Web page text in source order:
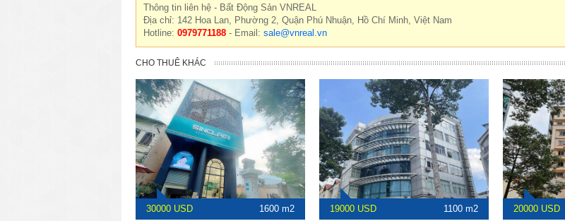
Thông tin liên hệ - Bất Động Sản VNREAL
Địa chỉ: 142 Hoa Lan, Phường 2, Quận Phú Nhuận, Hồ Chí Minh, Việt Nam
Hotline: 0979771188 - Email: sale@vnreal.vn
CHO THUÊ KHÁC
30000 USD 1600 m2 19000 USD 1100 m2 20000 USD